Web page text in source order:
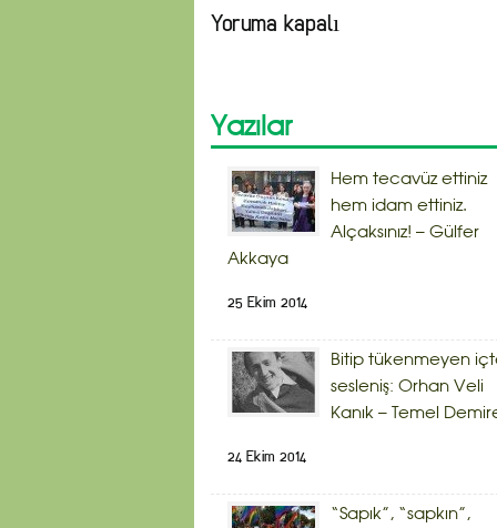
Yoruma kapalı
Yazılar
Hem tecavüz ettiniz
hem idam ettiniz.
Alçaksınız! – Gülfer
Akkaya
25 Ekim 2014
Bitip tükenmeyen
sesleniş: Orhan Veli
Kanık – Temel
24 Ekim 2014
“Sapık”, “sapkın”,